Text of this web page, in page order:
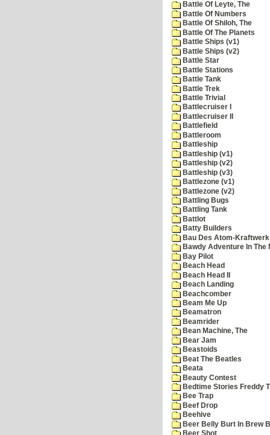
Battle Of Leyte, The
Battle Of Numbers
Battle Of Shiloh, The
Battle Of The Planets
Battle Ships (v1)
Battle Ships (v2)
Battle Star
Battle Stations
Battle Tank
Battle Trek
Battle Trivial
Battlecruiser I
Battlecruiser II
Battlefield
Battleroom
Battleship
Battleship (v1)
Battleship (v2)
Battleship (v3)
Battlezone (v1)
Battlezone (v2)
Battling Bugs
Battling Tank
Battlot
Batty Builders
Bau Des Atom-Kraftwerk
Bawdy Adventure In The
Bay Pilot
Beach Head
Beach Head II
Beach Landing
Beachcomber
Beam Me Up
Beamatron
Beamrider
Bean Machine, The
Bear Jam
Beastoids
Beat The Beatles
Beata
Beauty Contest
Bedtime Stories Freddy
Bee Trap
Beef Drop
Beehive
Beer Belly Burt In Brew
Beer Shot